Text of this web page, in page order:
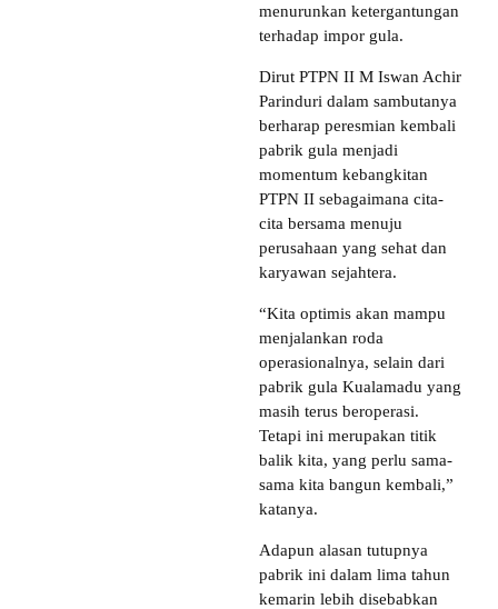
menurunkan ketergantungan
terhadap impor gula.
Dirut PTPN II M Iswan Achir
Parinduri dalam sambutanya
berharap peresmian kembali
pabrik gula menjadi
momentum kebangkitan
PTPN II sebagaimana cita-
cita bersama menuju
perusahaan yang sehat dan
karyawan sejahtera.
“Kita optimis akan mampu
menjalankan roda
operasionalnya, selain dari
pabrik gula Kualamadu yang
masih terus beroperasi.
Tetapi ini merupakan titik
balik kita, yang perlu sama-
sama kita bangun kembali,”
katanya.
Adapun alasan tutupnya
pabrik ini dalam lima tahun
kemarin lebih disebabkan